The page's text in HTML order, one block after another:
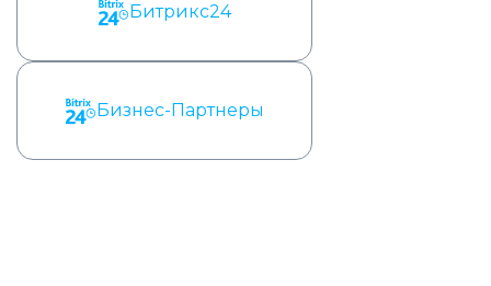
Битрикс24
Бизнес-Партнеры